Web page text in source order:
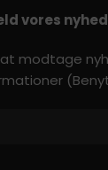
vores
modtage